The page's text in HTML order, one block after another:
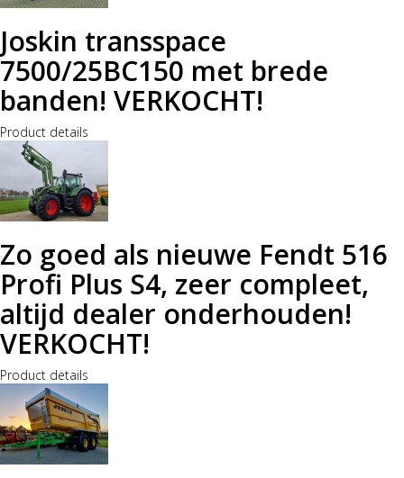
Joskin transspace
7500/25BC150 met brede
banden! VERKOCHT!
Product details
Zo goed als nieuwe Fendt 516
Profi Plus S4, zeer compleet,
altijd dealer onderhouden!
VERKOCHT!
Product details